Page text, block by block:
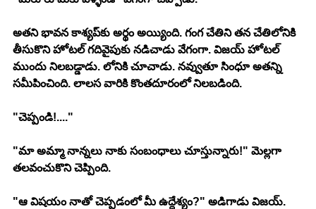
అతని భావన కాశ్యప్‍కు అర్థం అయ్యింది. గంగ చేతిని తన చేతిలోనికి
తీసుకొని హోటల్ గదివైపుకు నడిచాడు వేగంగా. విజయ్ హోటల్
ముందు నిలబడ్డాడు. లోనికి చూచాడు. నవ్వుతూ సింధూ అతన్ని
సమీపించింది. లాలస వారికి కొంతదూరంలో నిలబడింది.
"చెప్పండి!...."
"మా అమ్మా నాన్నలు నాకు సంబంధాలు చూస్తున్నారు!" మెల్లగా
తలవంచుకొని చెప్పింది.
"ఆ విషయం నాతో చెప్పడంలో మీ ఉద్దేశ్యం?" అడిగాడు విజయ్.